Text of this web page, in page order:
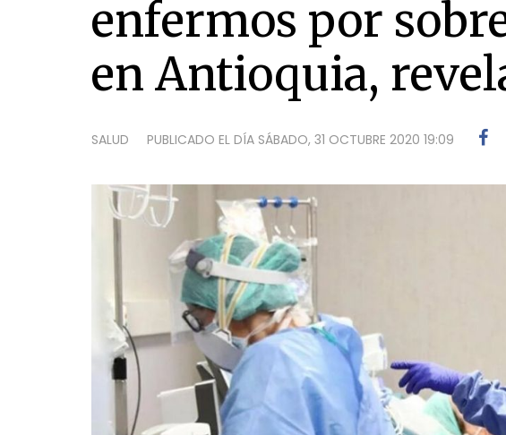
enfermos por
en Antioquia,
SALUD PUBLICADO EL DÍA SÁBADO, 31 OCTUBRE 2020 19:09